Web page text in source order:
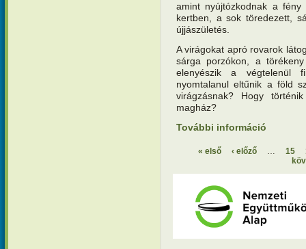
amint nyújtózkodnak a
kertben, a sok töredezett,
újjászületés.
A virágokat apró rovarok
sárga porzókon, a
elenyészik a végtelenül
nyomtalanul eltűnik a föld
virágzásnak? Hogy
magház?
További információ
« első ‹ előző 15